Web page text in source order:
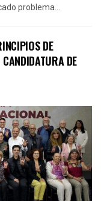
problema...
DE
DE